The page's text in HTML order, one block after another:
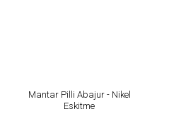
Mantar Pilli Abajur - Nikel
Eskitme